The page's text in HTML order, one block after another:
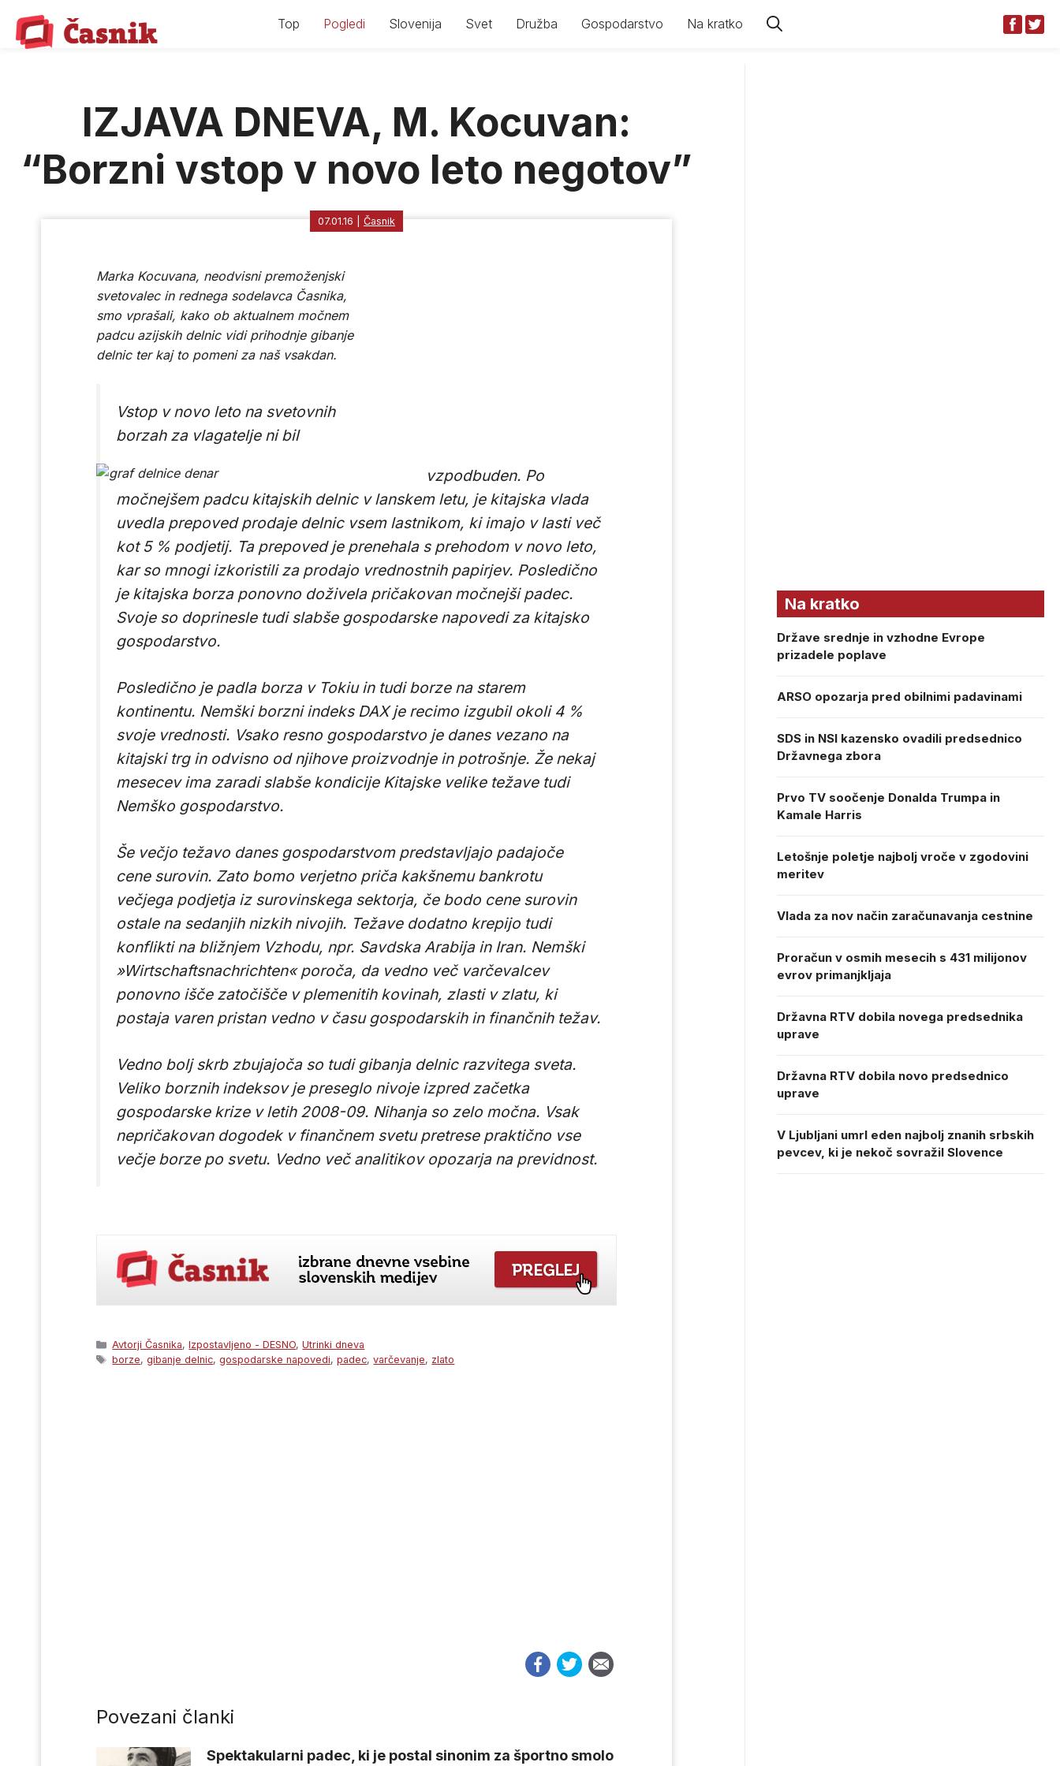
content
Top Pogledi Slovenija Svet Družba Gospodarstvo Na kratko
IZJAVA DNEVA, M. Kocuvan:
“Borzni vstop v novo leto negotov”
07.01.16 Časnik
Marka Kocuvana, neodvisni premoženjski
svetovalec in rednega sodelavca Časnika,
smo vprašali, kako ob aktualnem močnem
padcu azijskih delnic vidi prihodnje gibanje
delnic ter kaj to pomeni za naš vsakdan.
Vstop v novo leto na svetovnih
borzah za vlagatelje ni bil
vzpodbuden. Po
močnejšem padcu kitajskih delnic v lanskem letu, je kitajska vlada
uvedla prepoved prodaje delnic vsem lastnikom, ki imajo v lasti več
kot 5 % podjetij. Ta prepoved je prenehala s prehodom v novo leto,
kar so mnogi izkoristili za prodajo vrednostnih papirjev. Posledično
je kitajska borza ponovno doživela pričakovan močnejši padec.
Svoje so doprinesle tudi slabše gospodarske napovedi za kitajsko
gospodarstvo.
Posledično je padla borza v Tokiu in tudi borze na starem
kontinentu. Nemški borzni indeks DAX je recimo izgubil okoli 4 %
svoje vrednosti. Vsako resno gospodarstvo je danes vezano na
kitajski trg in odvisno od njihove proizvodnje in potrošnje. Že nekaj
mesecev ima zaradi slabše kondicije Kitajske velike težave tudi
Nemško gospodarstvo.
Še večjo težavo danes gospodarstvom predstavljajo padajoče
cene surovin. Zato bomo verjetno priča kakšnemu bankrotu
večjega podjetja iz surovinskega sektorja, če bodo cene surovin
ostale na sedanjih nizkih nivojih. Težave dodatno krepijo tudi
konflikti na bližnjem Vzhodu, npr. Savdska Arabija in Iran. Nemški
»Wirtschaftsnachrichten«poroča, da vedno več varčevalcev
ponovno išče zatočišče v plemenitih kovinah, zlasti v zlatu, ki
postaja varen pristan vedno v času gospodarskih in finančnih težav.
Vedno bolj skrb zbujajoča so tudi gibanja delnic razvitega sveta.
Veliko borznih indeksov je preseglo nivoje izpred začetka
gospodarske krize v letih 2008-09. Nihanja so zelo močna. Vsak
nepričakovan dogodek v finančnem svetu pretrese praktično vse
večje borze po svetu. Vedno več analitikov opozarja na previdnost.
Categories
Avtorji Časnika,Izpostavljeno - DESNO,Utrinki dneva
Tags
borze,gibanje delnic,gospodarske napovedi,padec,varčevanje, zlato
Povezani članki
Spektakularni padec, ki je postal sinonim za športno smolo
Na kratko
Države srednje in vzhodne Evrope
prizadele poplave
ARSO opozarja pred obilnimi padavinami
SDS in NSI kazensko ovadili predsednico
Državnega zbora
Prvo TV soočenje Donalda Trumpa in
Kamale Harris
Letošnje poletje najbolj vroče v zgodovini
meritev
Vlada za nov način zaračunavanja cestnine
Proračun v osmih mesecih s 431 milijonov
evrov primanjkljaja
Državna RTV dobila novega predsednika
uprave
Državna RTV dobila novo predsednico
uprave
V Ljubljani umrl eden najbolj znanih srbskih
pevcev, ki je nekoč sovražil Slovence